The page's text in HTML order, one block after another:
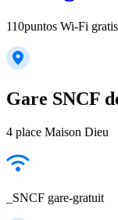
110puntos Wi-Fi
Gare SNCF
4 place Maison Dieu
_SNCF gare-gratuit